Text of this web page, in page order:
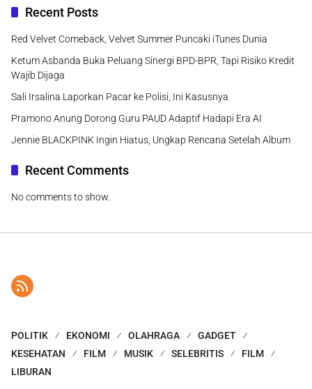
Recent Posts
Red Velvet Comeback, Velvet Summer Puncaki iTunes Dunia
Ketum Asbanda Buka Peluang Sinergi BPD-BPR, Tapi Risiko Kredit
Wajib Dijaga
Sali Irsalina Laporkan Pacar ke Polisi, Ini Kasusnya
Pramono Anung Dorong Guru PAUD Adaptif Hadapi Era AI
Jennie BLACKPINK Ingin Hiatus, Ungkap Rencana Setelah Album
Recent Comments
No comments to show.
POLITIK EKONOMI OLAHRAGA
GADGET
KESEHATAN
FILM MUSIK SELEBRITIS
FILM
LIBURAN